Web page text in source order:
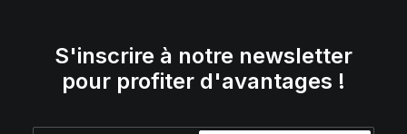
S'inscrire à notre newsletter
pour profiter d'avantages !